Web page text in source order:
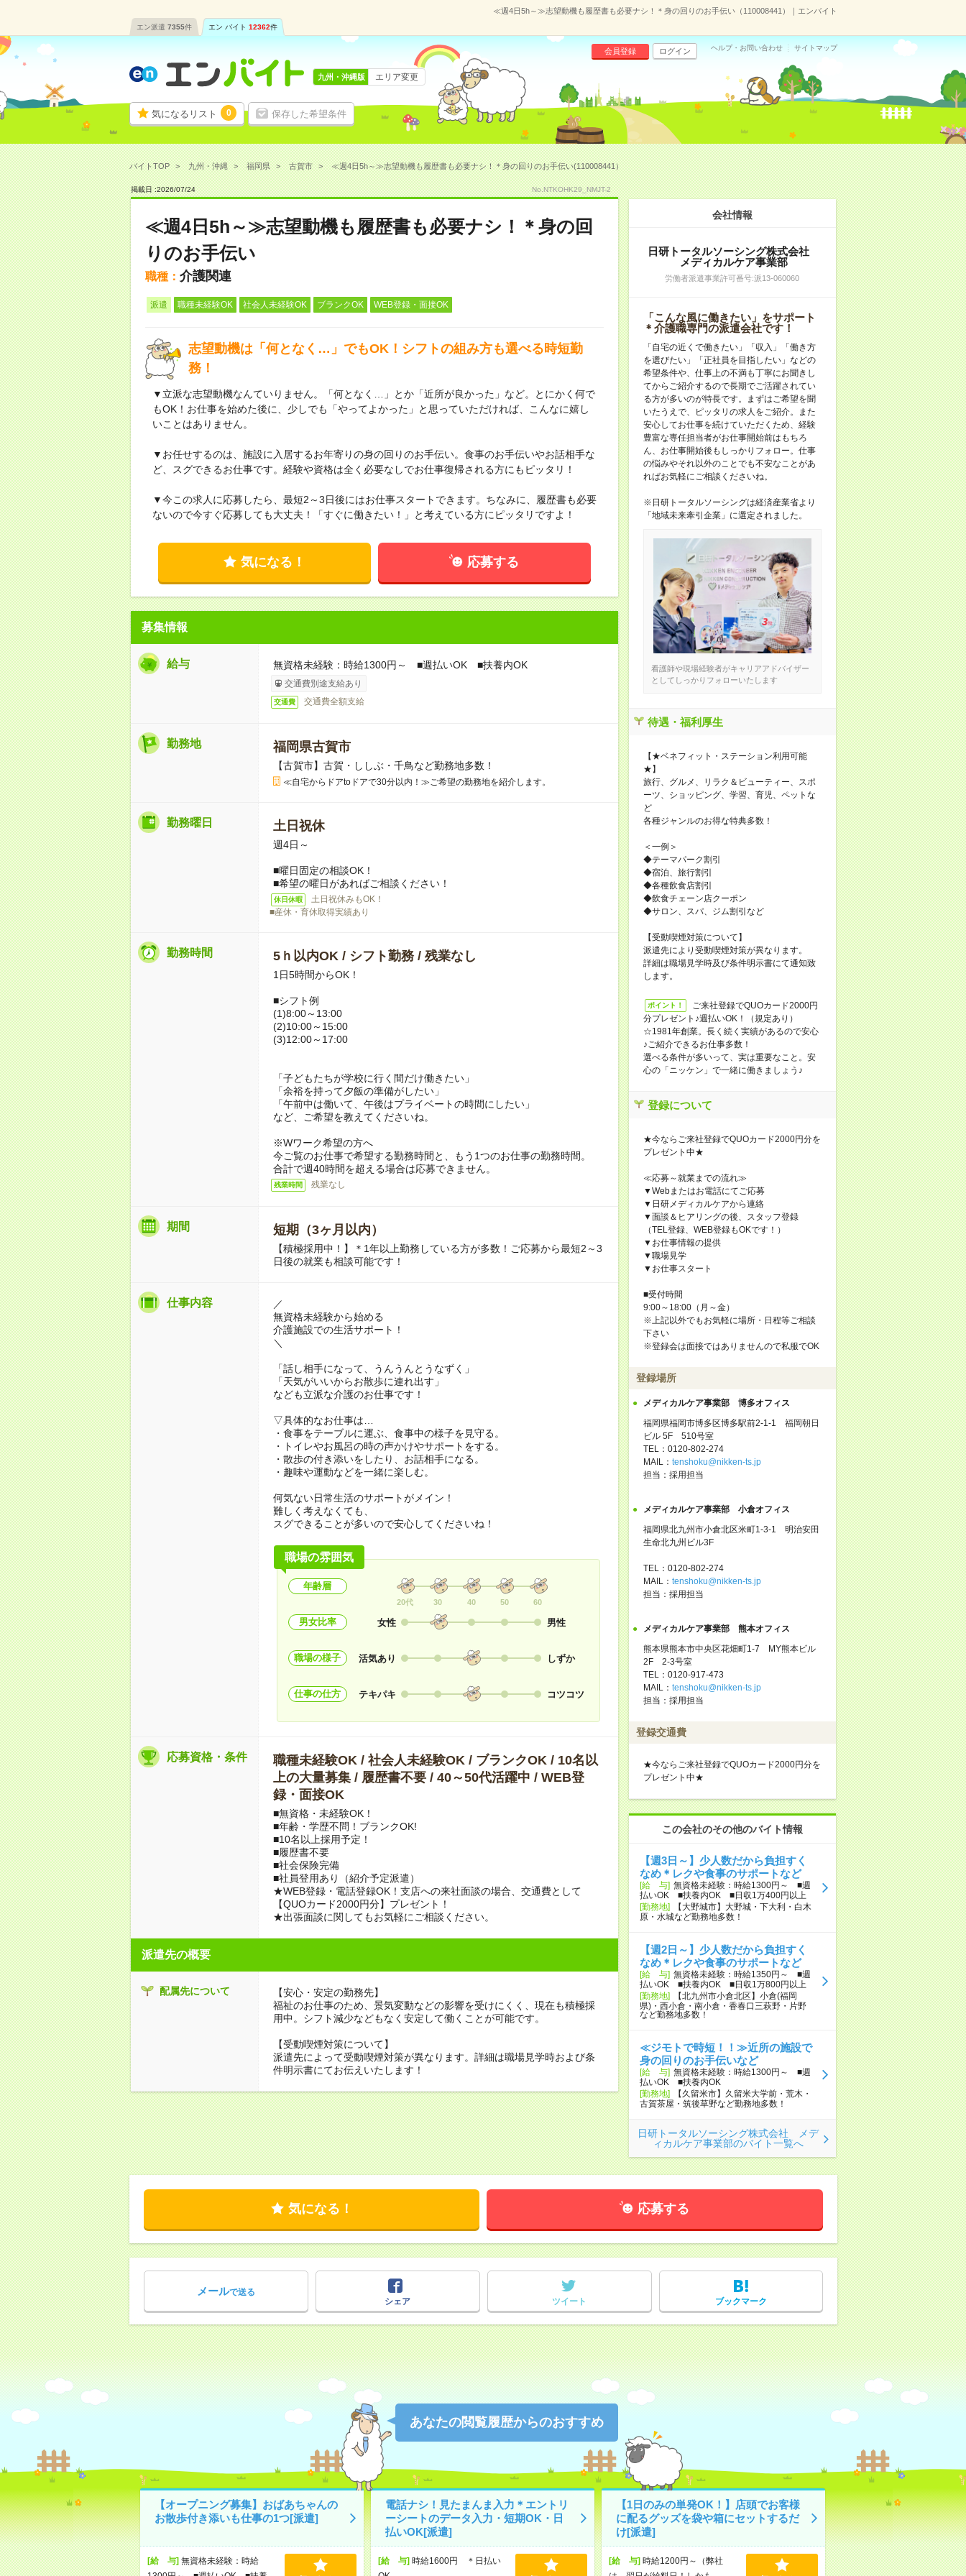
≪週4日5h～≫志望動機も履歴書も必要ナシ！＊身の回りのお手伝い（110008441）｜エンバイト
エン派遣 7355件 エン バイト 12362件
気になるリスト 0 保存した希望条件
会員登録 ログイン ヘルプ・お問い合わせ サイトマップ
九州・沖縄版 エリア変更
バイトTOP 九州・沖縄 福岡県 古賀市 ≪週4日5h～≫志望動機も履歴書も必要ナシ！＊身の回りのお手伝い(110008441）
掲載日 :2026/07/24 No.NTKOHK29_NMJT-2
≪週4日5h～≫志望動機も履歴書も必要ナシ！＊身の回
りのお手伝い
職種： 介護関連
派遣 職種未経験OK 社会人未経験OK ブランクOK WEB登録・面接OK
志望動機は「何となく…」でもOK！シフトの組み方も選べる時短勤
務！
▼立派な志望動機なんていりません。「何となく…」とか「近所が良かった」など。とにかく何で
もOK！お仕事を始めた後に、少しでも「やってよかった」と思っていただければ、こんなに嬉し
いことはありません。
▼お任せするのは、施設に入居するお年寄りの身の回りのお手伝い。食事のお手伝いやお話相手な
ど、スグできるお仕事です。経験や資格は全く必要なしでお仕事復帰される方にもピッタリ！
▼今この求人に応募したら、最短2～3日後にはお仕事スタートできます。ちなみに、履歴書も必要
ないので今すぐ応募しても大丈夫！「すぐに働きたい！」と考えている方にピッタリですよ！
気になる！ 応募する
募集情報
給与 無資格未経験：時給1300円～ ■週払いOK ■扶養内OK
交通費別途支給あり
交通費 交通費全額支給
勤務地 福岡県古賀市
【古賀市】古賀・ししぶ・千鳥など勤務地多数！
≪自宅からドアtoドアで30分以内！≫ご希望の勤務地を紹介します。
勤務曜日 土日祝休
週4日～
■曜日固定の相談OK！
■希望の曜日があればご相談ください！
休日休暇
土日祝休みもOK！
■産休・育休取得実績あり
勤務時間 5ｈ以内OK / シフト勤務 / 残業なし
1日5時間からOK！
■シフト例
(1)8:00～13:00
(2)10:00～15:00
(3)12:00～17:00
「子どもたちが学校に行く間だけ働きたい」
「余裕を持って夕飯の準備がしたい」
「午前中は働いて、午後はプライベートの時間にしたい」
など、ご希望を教えてくださいね。
※Wワーク希望の方へ
今ご覧のお仕事で希望する勤務時間と、もう1つのお仕事の勤務時間。
合計で週40時間を超える場合は応募できません。
残業時間 残業なし
期間 短期（3ヶ月以内）
【積極採用中！】＊1年以上勤務している方が多数！ご応募から最短2～3
日後の就業も相談可能です！
仕事内容
／
無資格未経験から始める
介護施設での生活サポート！
＼
「話し相手になって、うんうんとうなずく」
「天気がいいからお散歩に連れ出す」
なども立派な介護のお仕事です！
▽具体的なお仕事は…
・食事をテーブルに運ぶ、食事中の様子を見守る。
・トイレやお風呂の時の声かけやサポートをする。
・散歩の付き添いをしたり、お話相手になる。
・趣味や運動などを一緒に楽しむ。
何気ない日常生活のサポートがメイン！
難しく考えなくても、
スグできることが多いので安心してくださいね！
職場の雰囲気
年齢層
20代 30 40 50 60
男女比率 女性 男性
職場の様子 活気あり しずか
仕事の仕方 テキパキ コツコツ
応募資格・条件
職種未経験OK / 社会人未経験OK / ブランクOK / 10名以
上の大量募集 / 履歴書不要 / 40～50代活躍中 / WEB登
録・面接OK
■無資格・未経験OK！
■年齢・学歴不問！ブランクOK!
■10名以上採用予定！
■履歴書不要
■社会保険完備
■社員登用あり（紹介予定派遣）
★WEB登録・電話登録OK！支店への来社面談の場合、交通費として
【QUOカード2000円分】プレゼント！
★出張面談に関してもお気軽にご相談ください。
派遣先の概要
配属先について
【安心・安定の勤務先】
福祉のお仕事のため、景気変動などの影響を受けにくく、現在も積極採
用中。シフト減少などもなく安定して働くことが可能です。
【受動喫煙対策について】
派遣先によって受動喫煙対策が異なります。詳細は職場見学時および条
件明示書にてお伝えいたします！
会社情報
日研トータルソーシング株式会社
メディカルケア事業部
労働者派遣事業許可番号:派13-060060
「こんな風に働きたい」をサポート
＊介護職専門の派遣会社です！
「自宅の近くで働きたい」「収入」「働き方
を選びたい」「正社員を目指したい」などの
希望条件や、仕事上の不満も丁寧にお聞きし
てからご紹介するので長期でご活躍されてい
る方が多いのが特長です。まずはご希望を聞
いたうえで、ピッタリの求人をご紹介。また
安心してお仕事を続けていただくため、経験
豊富な専任担当者がお仕事開始前はもちろ
ん、お仕事開始後もしっかりフォロー。仕事
の悩みやそれ以外のことでも不安なことがあ
ればお気軽にご相談くださいね。
※日研トータルソーシングは経済産業省より
「地域未来牽引企業」に選定されました。
看護師や現場経験者がキャリアアドバイザー
としてしっかりフォローいたします
待遇・福利厚生
【★ベネフィット・ステーション利用可能
★】
旅行、グルメ、リラク＆ビューティー、スポ
ーツ、ショッピング、学習、育児、ペットな
ど
各種ジャンルのお得な特典多数！
＜一例＞
◆テーマパーク割引
◆宿泊、旅行割引
◆各種飲食店割引
◆飲食チェーン店クーポン
◆サロン、スパ、ジム割引など
【受動喫煙対策について】
派遣先により受動喫煙対策が異なります。
詳細は職場見学時及び条件明示書にて通知致
します。
ポイント！
ご来社登録でQUOカード2000円
分プレゼント♪週払いOK！（規定あり）
☆1981年創業。長く続く実績があるので安心
♪ご紹介できるお仕事多数！
選べる条件が多いって、実は重要なこと。安
心の「ニッケン」で一緒に働きましょう♪
登録について
★今ならご来社登録でQUOカード2000円分を
プレゼント中★
≪応募～就業までの流れ≫
▼Webまたはお電話にてご応募
▼日研メディカルケアから連絡
▼面談＆ヒアリングの後、スタッフ登録
（TEL登録、WEB登録もOKです！）
▼お仕事情報の提供
▼職場見学
▼お仕事スタート
■受付時間
9:00～18:00（月～金）
※上記以外でもお気軽に場所・日程等ご相談
下さい
※登録会は面接ではありませんので私服でOK
登録場所
メディカルケア事業部 博多オフィス
福岡県福岡市博多区博多駅前2-1-1 福岡朝日
ビル 5F 510号室
TEL：0120-802-274
MAIL： tenshoku@nikken-ts.jp
担当：採用担当
メディカルケア事業部 小倉オフィス
福岡県北九州市小倉北区米町1-3-1 明治安田
生命北九州ビル3F
TEL：0120-802-274
MAIL： tenshoku@nikken-ts.jp
担当：採用担当
メディカルケア事業部 熊本オフィス
熊本県熊本市中央区花畑町1-7 MY熊本ビル
2F 2-3号室
TEL：0120-917-473
MAIL： tenshoku@nikken-ts.jp
担当：採用担当
登録交通費
★今ならご来社登録でQUOカード2000円分を
プレゼント中★
この会社のその他のバイト情報
【週3日～】少人数だから負担すく
なめ＊レクや食事のサポートなど
[給 与] 無資格未経験：時給1300円～ ■週
払いOK ■扶養内OK ■日収1万400円以上
[勤務地]
【大野城市】大野城・下大利・白木
原・水城など勤務地多数！
【週2日～】少人数だから負担すく
なめ＊レクや食事のサポートなど
[給 与] 無資格未経験：時給1350円～ ■週
払いOK ■扶養内OK ■日収1万800円以上
[勤務地]
【北九州市小倉北区】小倉(福岡
県)・西小倉・南小倉・香春口三萩野・片野
など勤務地多数！
≪ジモトで時短！！≫近所の施設で
身の回りのお手伝いなど
[給 与] 無資格未経験：時給1300円～ ■週
払いOK ■扶養内OK
[勤務地]
【久留米市】久留米大学前・荒木・
古賀茶屋・筑後草野など勤務地多数！
日研トータルソーシング株式会社 メデ
ィカルケア事業部のバイト一覧へ
気になる！ 応募する
メールで送る
シェア
ツイート ブックマーク
あなたの閲覧履歴からのおすすめ
【オープニング募集】おばあちゃんの
お散歩付き添いも仕事の1つ[派遣]
[給 与]無資格未経験：時給
電話ナシ！見たまんま入力＊エントリ
ーシートのデータ入力・短期OK・日
払いOK[派遣]
[給 与]時給1600円 ＊日払い
【1日のみの単発OK！】店頭でお客様
に配るグッズを袋や箱にセットするだ
け[派遣]
[給 与]時給1200円～（弊社